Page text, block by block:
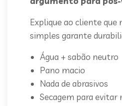
Explique ao cliente que
simples garante
Água + sabão neutro
Pano macio
Nada de abrasivos
Secagem para evitar